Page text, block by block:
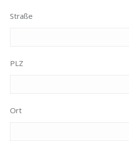
Straße
PLZ
Ort